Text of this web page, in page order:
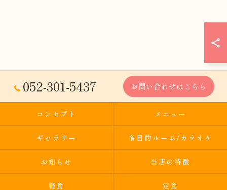
052-301-5437 お問い合わせはこちら
コンセプト メニュー
ギャラリー 多目的ルーム/カラオケ
お知らせ 当店の特徴
軽食 定食